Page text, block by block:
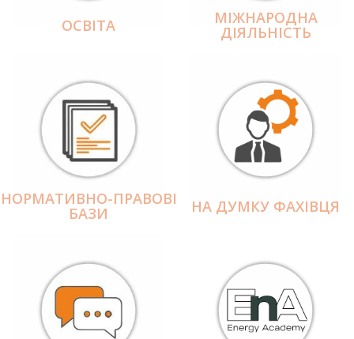
ОСВІТА МІЖНАРОДНА
ДІЯЛЬНІCТЬ
НОРМАТИВНО-ПРАВОВІ
БАЗИ НА ДУМКУ ФАХІВЦЯ